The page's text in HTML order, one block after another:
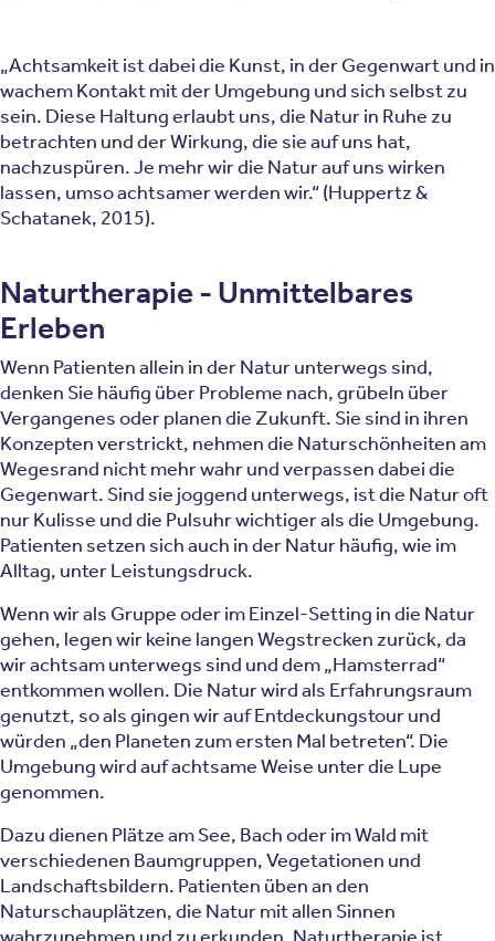
„Achtsamkeit ist dabei die Kunst, in der Gegenwart und in
wachem Kontakt mit der Umgebung und sich selbst zu
sein. Diese Haltung erlaubt uns, die Natur in Ruhe zu
betrachten und der Wirkung, die sie auf uns hat,
nachzuspüren. Je mehr wir die Natur auf uns wirken
lassen, umso achtsamer werden wir.“ (Huppertz &
Schatanek, 2015).
Naturtherapie - Unmittelbares
Erleben
Wenn Patienten allein in der Natur unterwegs sind,
denken Sie häufig über Probleme nach, grübeln über
Vergangenes oder planen die Zukunft. Sie sind in ihren
Konzepten verstrickt, nehmen die Naturschönheiten am
Wegesrand nicht mehr wahr und verpassen dabei die
Gegenwart. Sind sie joggend unterwegs, ist die Natur oft
nur Kulisse und die Pulsuhr wichtiger als die Umgebung.
Patienten setzen sich auch in der Natur häufig, wie im
Alltag, unter Leistungsdruck.
Wenn wir als Gruppe oder im Einzel-Setting in die Natur
gehen, legen wir keine langen Wegstrecken zurück, da
wir achtsam unterwegs sind und dem „Hamsterrad“
entkommen wollen. Die Natur wird als Erfahrungsraum
genutzt, so als gingen wir auf Entdeckungstour und
würden „den Planeten zum ersten Mal betreten“. Die
Umgebung wird auf achtsame Weise unter die Lupe
genommen.
Dazu dienen Plätze am See, Bach oder im Wald mit
verschiedenen Baumgruppen, Vegetationen und
Landschaftsbildern. Patienten üben an den
Naturschauplätzen, die Natur mit allen Sinnen